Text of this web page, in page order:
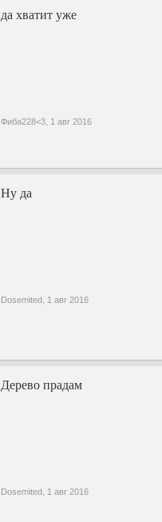
да хватит уже
Фиба228<3, 1 авг 2016
Ну да
Dosemited, 1 авг 2016
Дерево прадам
Dosemited, 1 авг 2016